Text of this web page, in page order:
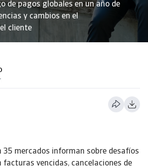
de pagos globales en un año de
y cambios en el
cliente
35 mercados informan sobre desafíos
facturas vencidas, cancelaciones de